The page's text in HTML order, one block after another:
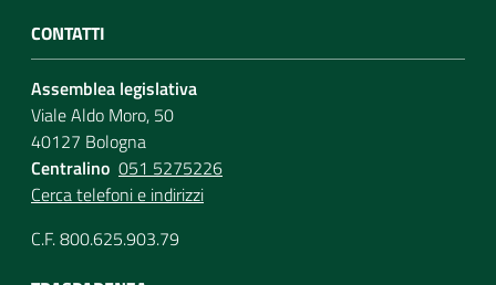
CONTATTI
Assemblea legislativa
Viale Aldo Moro, 50
40127 Bologna
Centralino 051 5275226
Cerca telefoni e indirizzi
C.F. 800.625.903.79